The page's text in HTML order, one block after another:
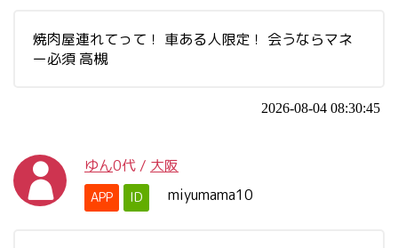
焼肉屋連れてって！ 車ある人限定！ 会うならマネ
ー必須 高槻
2026-08-04 08:30:45
ゆん0代 / 大阪
APP ID miyumama10